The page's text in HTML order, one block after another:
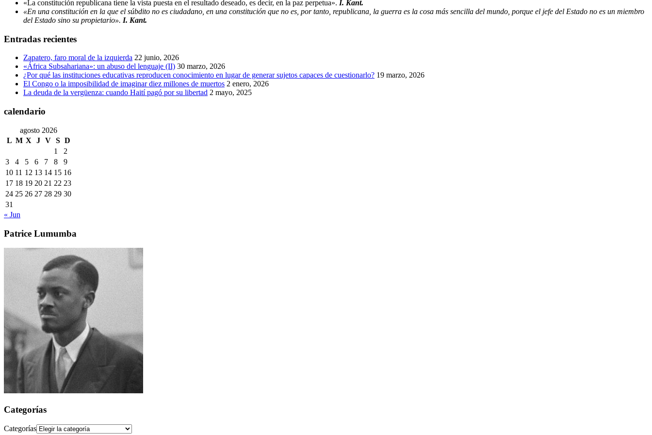
«La constitución republicana tiene la vista puesta en el resultado deseado, es decir, en la paz perpetua». I. Kant.
«En una constitución en la que el súbdito no es ciudadano, en una constitución que no es, por tanto, republicana, la guerra es la cosa más sencilla del mundo, porque el jefe del Estado no es un miembro
del Estado sino su propietario». I. Kant.
Entradas recientes
Zapatero, faro moral de la izquierda 22 junio, 2026
«África Subsahariana»: un abuso del lenguaje (II) 30 marzo, 2026
¿Por qué las instituciones educativas reproducen conocimiento en lugar de generar sujetos capaces de cuestionarlo? 19 marzo, 2026
El Congo o la imposibilidad de imaginar diez millones de muertos 2 enero, 2026
La deuda de la vergüenza: cuando Haití pagó por su libertad 2 mayo, 2025
calendario
agosto 2026
L M X J V S D
1
2
3
4 5 6 7 8
9
10 11 12 13 14 15 16
17 18 19 20 21 22 23
24 25 26 27 28 29 30
31
« Jun
Patrice Lumumba
Categorías
Categorías